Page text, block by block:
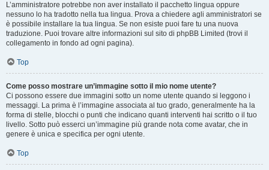
L’amministratore potrebbe non aver installato il pacchetto lingua oppure
nessuno lo ha tradotto nella tua lingua. Prova a chiedere agli amministratori se
è possibile installare la tua lingua. Se non esiste puoi fare tu una nuova
traduzione. Puoi trovare altre informazioni sul sito di phpBB Limited (trovi il
collegamento in fondo ad ogni pagina).
Top
Come posso mostrare un’immagine sotto il mio nome utente?
Ci possono essere due immagini sotto un nome utente quando si leggono i
messaggi. La prima è l’immagine associata al tuo grado, generalmente ha la
forma di stelle, blocchi o punti che indicano quanti interventi hai scritto o il tuo
livello. Sotto può esserci un’immagine più grande nota come avatar, che in
genere è unica e specifica per ogni utente.
Top